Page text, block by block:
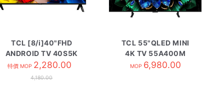
TCL [8/i]40"FHD
ANDROID TV 40S5K
特價 MOP 2,280.00
4,180.00
TCL 55"QLED MINI
4K TV 55A400M
MOP 6,980.00